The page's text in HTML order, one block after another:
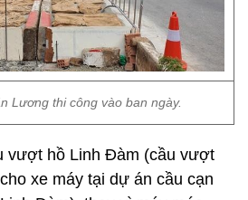
Lương thi công vào ban ngày.
vượt hồ Linh Đàm (cầu vượt
xe máy tại dự án cầu cạn